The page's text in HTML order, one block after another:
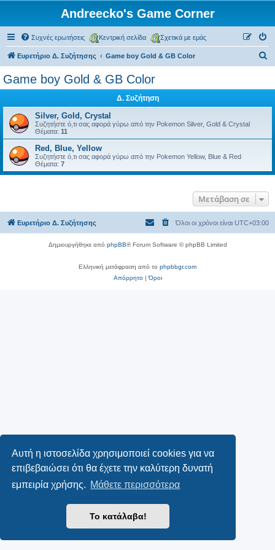
Αυτή η ιστοσελίδα χρησιμοποιεί cookies για να
επιβεβαιώσει ότι θα έχετε την καλύτερη δυνατή
εμπειρία χρήσης. Μάθετε περισσότερα
Το κατάλαβα!
Andreecko's Game Corner
Συχνές ερωτήσεις Κεντρική σελίδα Σχετικά με εμάς
Ευρετήριο Δ. Συζήτησης Game boy Gold & GB Color
η
Game boy Gold & GB Color
Δ. Συζήτηση
Silver, Gold, Crystal
Συζητήστε ό,τι σας αφορά γύρω από την Pokemon Silver, Gold & Crystal
Θέματα: 11
Red, Blue, Yellow
Συζητήστε ό,τι σας αφορά γύρω από την Pokemon Yellow, Blue & Red
Θέματα: 7
Μετάβαση σε
Ευρετήριο Δ. Συζήτησης Όλοι οι χρόνοι είναι UTC+03:00
Δημιουργήθηκε από phpBB® Forum Software © phpBB Limited
Ελληνική μετάφραση από το phpbbgr.com
Απόρρητο|Όροι